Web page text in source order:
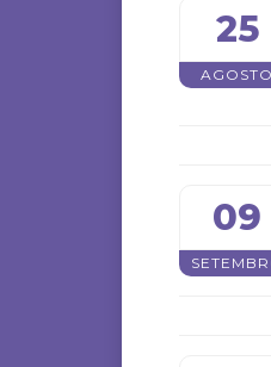
25
AGOSTO
09